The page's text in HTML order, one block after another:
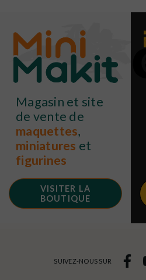
Magasin et site
de vente de
maquettes,
miniatures et
figurines
VISITER LA
BOUTIQUE
SUIVEZ-NOUS SUR